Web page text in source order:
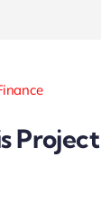
Project